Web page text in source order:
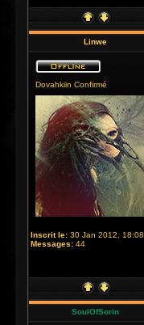
Linwe
Dovahkiin Confirmé
Inscrit le: 30 Jan 2012, 18:08
Messages: 44
SoulOfSorin